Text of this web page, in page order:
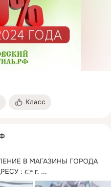
Класс
В МАГАЗИНЫ ГОРОДА
: 👉 г. ...